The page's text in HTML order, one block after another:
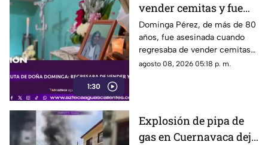
1:30
vender cemitas y fue
asesinada al regresar a
casa; así fue la agresión
(VIDEO)
Dominga Pérez, de más de 80
años, fue asesinada cuando
regresaba de vender cemitas
en Chachapa. La Fiscalía de
agosto 08, 2026 05:18 p. m.
Explosión de pipa de
gas en Cuernavaca deja